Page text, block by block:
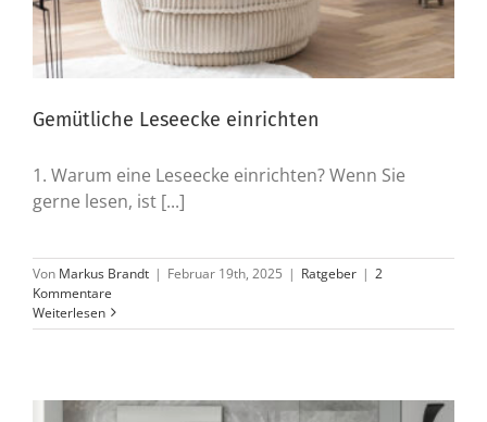
Gemütliche Leseecke einrichten
1. Warum eine Leseecke einrichten? Wenn Sie
gerne lesen, ist [...]
Von Markus Brandt | Februar 19th, 2025 | Ratgeber | 2
Kommentare
Weiterlesen